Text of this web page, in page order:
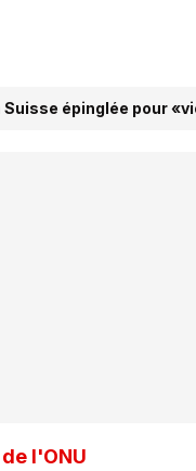
Suisse épinglée pour
l'ONU